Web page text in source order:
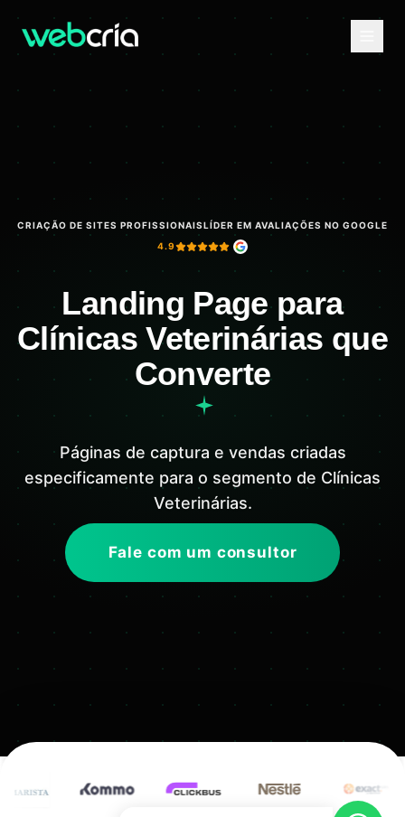
CRIAÇÃO DE SITES PROFISSIONAISLÍDER EM AVALIAÇÕES NO GOOGLE
4.9
Landing Page para
Clínicas Veterinárias que
Converte
Páginas de captura e vendas criadas
especificamente para o segmento de Clínicas
Veterinárias.
Fale com um consultor